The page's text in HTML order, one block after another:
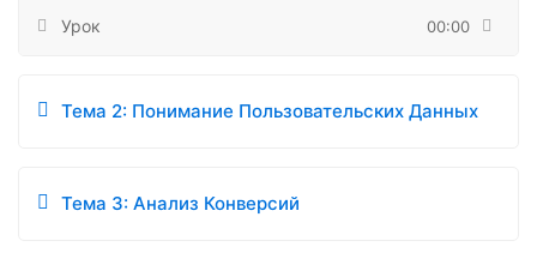
Урок 00:00
Тема 2: Понимание Пользовательских Данных
Тема 3: Анализ Конверсий